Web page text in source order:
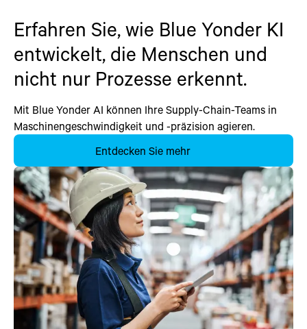
Erfahren Sie, wie Blue Yonder KI
entwickelt, die Menschen und
nicht nur Prozesse erkennt.
Mit Blue Yonder AI können Ihre Supply-Chain-Teams in
Maschinengeschwindigkeit und -präzision agieren.
Entdecken Sie mehr